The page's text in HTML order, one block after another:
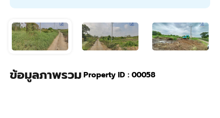
ข้อมูลภาพรวมProperty ID : 00058